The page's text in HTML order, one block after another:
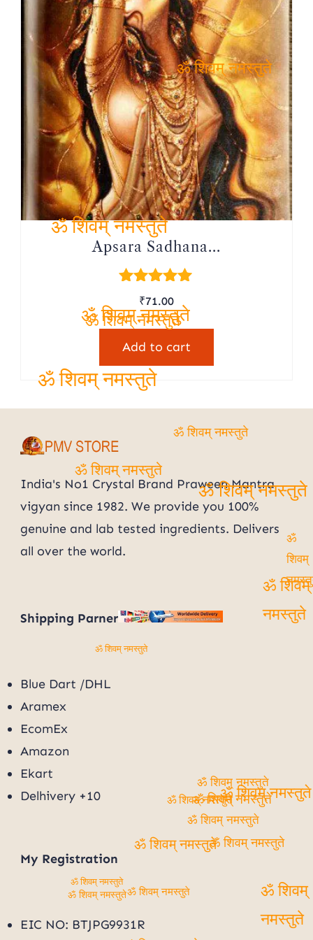
Apsara Sadhana...
Rated
5.00
out of 5
₹71.00
Add to cart
India's No1 Crystal Brand Praween Mantra
vigyan since 1982. We provide you 100%
genuine and lab tested ingredients. Delivers
all over the world.
Shipping Parner
Blue Dart /DHL
Aramex
EcomEx
Amazon
Ekart
Delhivery +10
My Registration
EIC NO: BTJPG9931R
ॐ शिवम् नमस्तुते
ॐ शिवम् नमस्तुते
ॐ शिवम् नमस्तुते
ॐ शिवम् नमस्तुते
ॐ शिवम् नमस्तुते
ॐ
शिवम्
ॐ शिवम् नमस्तुते
ॐ शिवम् नमस्तुते
ॐ शिवम् नमस्तुते
ॐ शिवम् नमस्तुते
ॐ शिवम् नमस्तुते
ॐ शिवम् नमस्तुते
ॐ शिवम् नमस्तुते
ॐ शिवम् नमस्तुते
ॐ शिवम् नमस्तुते
ॐ शिवम् नमस्तुते
ॐ शिवम् नमस्तुते
ॐ शिवम्
नमस्तुते
ॐ शिवम्
नमस्तुते
ॐ शिवम् नमस्तुते
ॐ शिवम् नमस्तुते
ॐ शिवम् नमस्तुते